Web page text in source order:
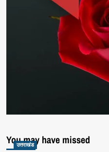
You may have missed
उत्तराखंड